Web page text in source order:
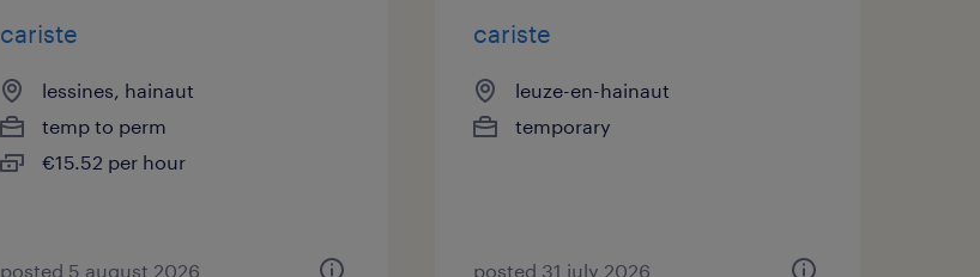
clé ? Envoie-nous vite ta candidature !
cariste
lessines, hainaut
temp to perm
€15.52 per hour
posted 5 august 2026
cariste
leuze-en-hainaut
temporary
posted 31 july 2026